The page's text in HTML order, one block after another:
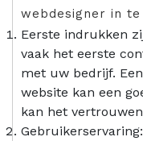
webdesigner in
Eerste indrukken
vaak het eerste
met uw bedrijf.
website kan een
kan het